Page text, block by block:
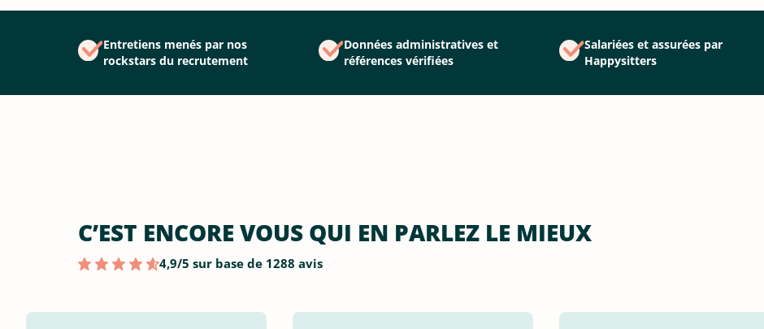
Entretiens menés par nos
rockstars du recrutement
Données administratives et
références vérifiées
Salariées et assurées par
Happysitters
C’EST ENCORE VOUS QUI EN PARLEZ LE MIEUX
4,9/5 sur base de 1288 avis